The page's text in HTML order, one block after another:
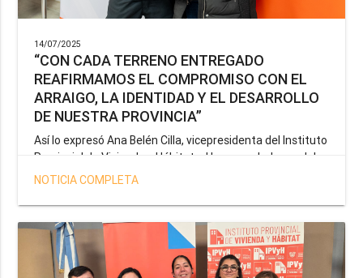
14/07/2025
“CON CADA TERRENO ENTREGADO
REAFIRMAMOS EL COMPROMISO CON EL
ARRAIGO, LA IDENTIDAD Y EL DESARROLLO
DE NUESTRA PROVINCIA”
Así lo expresó Ana Belén Cilla, vicepresidenta del Instituto
Provincial de Vivienda y Hábitat, al hacer un balance del
trabajo del organismo en el marco de la operatoria
salud y seguridad impulsada por el gobernador Gustavo
Melella.
NOTICIA COMPLETA